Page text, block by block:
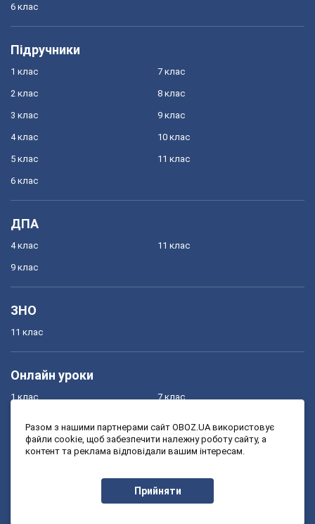
6 клас
Підручники
1 клас
2 клас
3 клас
4 клас
5 клас
6 клас
7 клас
8 клас
9 клас
10 клас
11 клас
ДПА
4 клас
9 клас
11 клас
ЗНО
11 клас
Онлайн уроки
1 клас
3 клас
7 клас
9 клас
Разом з нашими партнерами сайт OBOZ.UA використовує
файли cookie, щоб забезпечити належну роботу сайту, а
контент та реклама відповідали вашим інтересам.
Прийняти